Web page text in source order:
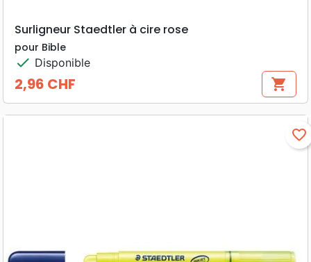
Surligneur Staedtler à cire rose
pour Bible
check Disponible
Prix
2,96 CHF shopping_cart
favorite_border